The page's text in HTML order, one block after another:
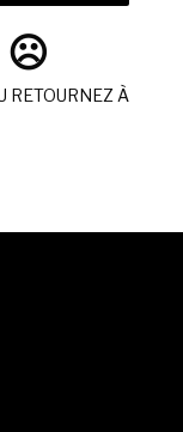
☹️
RETOURNEZ À